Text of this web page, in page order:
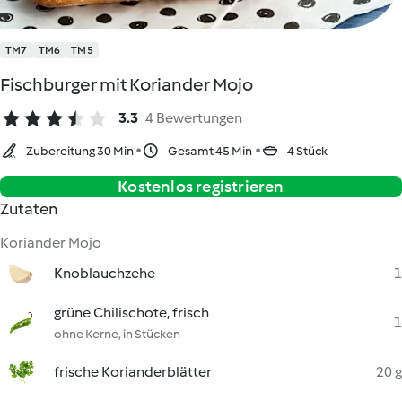
TM7 TM6 TM5
Fischburger mit Koriander Mojo
3.3 4 Bewertungen
Zubereitung 30 Min Gesamt 45 Min 4 Stück
Kostenlos registrieren
Zutaten
Koriander Mojo
Knoblauchzehe
1
grüne Chilischote, frisch
ohne Kerne, in Stücken
1
frische Korianderblätter 20 g